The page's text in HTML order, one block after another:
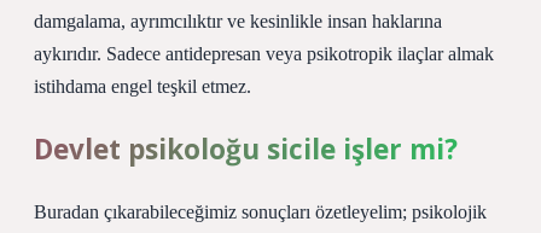
damgalama, ayrımcılıktır ve kesinlikle insan haklarına
aykırıdır. Sadece antidepresan veya psikotropik ilaçlar almak
istihdama engel teşkil etmez.
Devlet psikoloğu sicile işler mi?
Buradan çıkarabileceğimiz sonuçları özetleyelim; psikolojik